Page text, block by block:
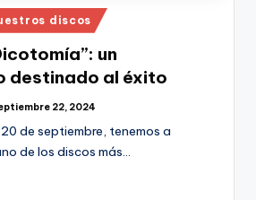
discos
un
destinado al éxito
22, 2024
de septiembre, tenemos a
de los discos más…